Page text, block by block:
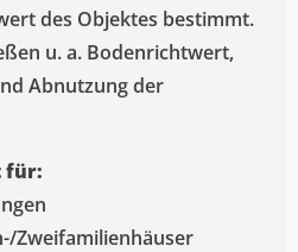
des Objektes bestimmt.
u. a. Bodenrichtwert,
Abnutzung der
für:
Zweifamilienhäuser